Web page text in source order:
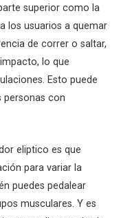
superior como la
los usuarios a quemar
de correr o saltar,
lo que
Esto puede
personas con
eliptico es que
para variar la
puedes pedalear
musculares. Y es